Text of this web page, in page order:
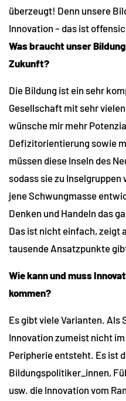
überzeugt! Denn unsere
Innovation – das ist
Was braucht unser
Zukunft?
Die Bildung ist ein sehr
Gesellschaft mit sehr
wünsche mir mehr
Defizitorientierung sowie
müssen diese Inseln des
sodass sie zu
jene Schwungmasse
Denken und Handeln das
Das ist nicht einfach, zeigt
tausende Ansatzpunkte
Wie kann und muss
kommen?
Es gibt viele Varianten. Als
Innovation zumeist nicht
Peripherie entsteht. Es ist
Bildungspolitiker_innen,
usw. die Innovation vom